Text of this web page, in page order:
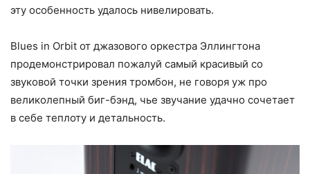
эту особенность удалось нивелировать.
Blues in Orbit от джазового оркестра Эллингтона
продемонстрировал пожалуй самый красивый со
звуковой точки зрения тромбон, не говоря уж про
великолепный биг-бэнд, чье звучание удачно сочетает
в себе теплоту и детальность.